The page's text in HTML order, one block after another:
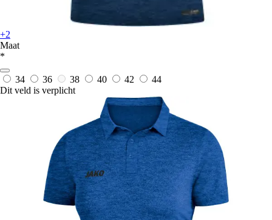
+2
Maat
*
34 36 38 40 42
44
Dit veld is verplicht